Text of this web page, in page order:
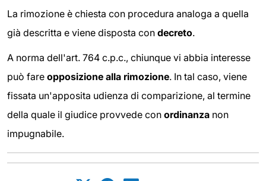
La rimozione è chiesta con procedura analoga a quella
già descritta e viene disposta con decreto.
A norma dell'art. 764 c.p.c., chiunque vi abbia interesse
può fare opposizione alla rimozione. In tal caso, viene
fissata un'apposita udienza di comparizione, al termine
della quale il giudice provvede con ordinanza non
impugnabile.